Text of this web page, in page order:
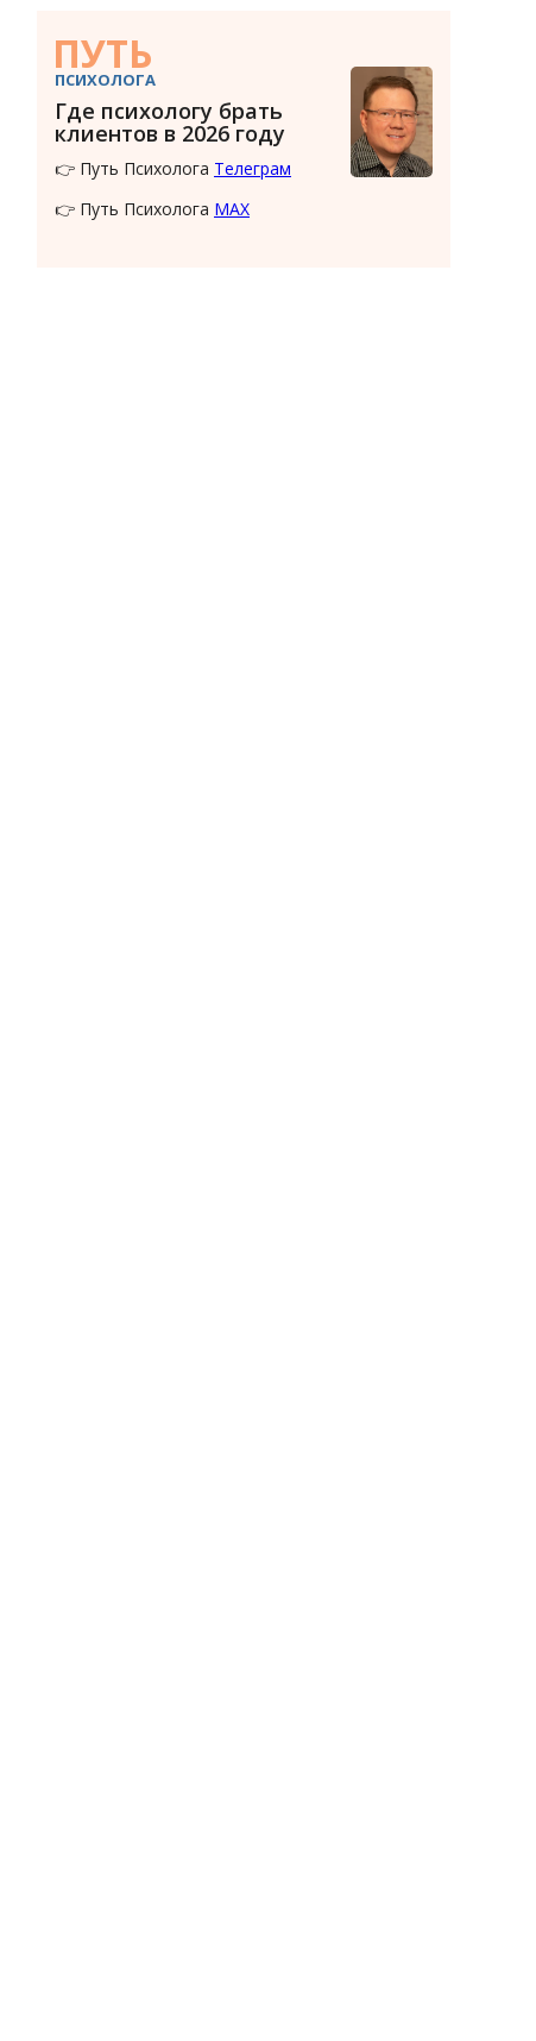
ПУТЬ
ПСИХОЛОГА
Где психологу брать
клиентов в 2026 году
👉 Путь Психолога Телеграм
👉 Путь Психолога MAX